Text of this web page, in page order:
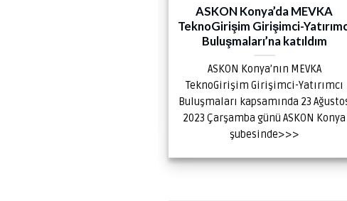
ASKON Konya’da MEVKA
TeknoGirişim Girişimci-
Buluşmaları’na katıldım
ASKON Konya’nın MEVKA
TeknoGirişim Girişimci-Yatırımcı
Buluşmaları kapsamında 23
2023 Çarşamba günü ASKON Konya
şubesinde>>>